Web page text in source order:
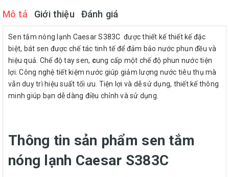
Mô tả Giới thiệu Đánh giá
Sen tắm nóng lạnh Caesar S383C được thiết kế thiết kế đặc
biệt, bát sen được chế tác tinh tế để đảm bảo nước phun đều và
hiệu quả. Chế độ tay sen, cung cấp một chế độ phun nước tiện
lợi. Công nghệ tiết kiệm nước giúp giảm lượng nước tiêu thụ mà
vẫn duy trì hiệu suất tối ưu. Tiện lợi và dễ sử dụng, thiết kế thông
minh giúp bạn dễ dàng điều chỉnh và sử dụng.
Thông tin sản phẩm sen tắm
nóng lạnh Caesar S383C